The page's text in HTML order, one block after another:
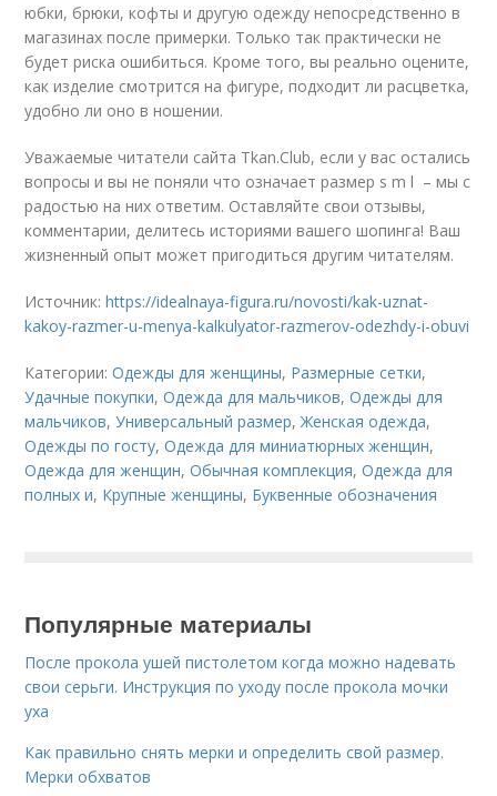
юбки, брюки, кофты и другую одежду непосредственно в
магазинах после примерки. Только так практически не
будет риска ошибиться. Кроме того, вы реально оцените,
как изделие смотрится на фигуре, подходит ли расцветка,
удобно ли оно в ношении.
Уважаемые читатели сайта Tkan.Club, если у вас остались
вопросы и вы не поняли что означает размер s m l – мы с
радостью на них ответим. Оставляйте свои отзывы,
комментарии, делитесь историями вашего шопинга! Ваш
жизненный опыт может пригодиться другим читателям.
Источник:https://idealnaya-figura.ru/novosti/kak-uznat-
kakoy-razmer-u-menya-kalkulyator-razmerov-odezhdy-i-obuvi
Категории:Одежды для женщины, Размерные сетки,
Удачные покупки,Одежда для мальчиков,Одежды для
мальчиков,Универсальный размер,Женская одежда,
Одежды по госту,Одежда для миниатюрных женщин,
Одежда для женщин,Обычная комплекция,Одежда для
полных и, Крупные женщины, Буквенные обозначения
Популярные материалы
После прокола ушей пистолетом когда можно надевать
свои серьги. Инструкция по уходу после прокола мочки
уха
Как правильно снять мерки и определить свой размер.
Мерки обхватов